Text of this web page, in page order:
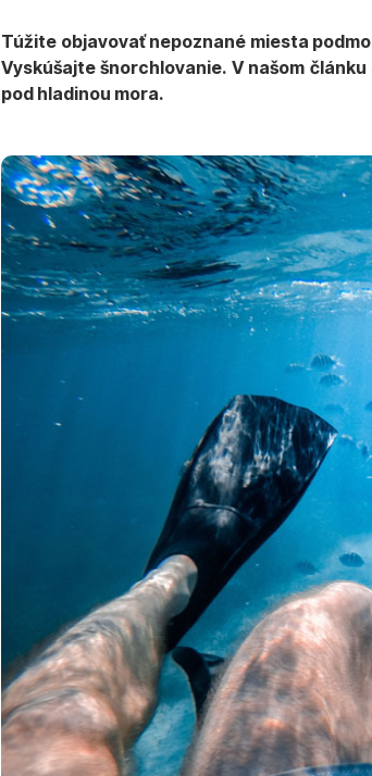
Túžite objavovať nepoznané miesta
Vyskúšajte šnorchlovanie. V našom
pod hladinou mora.